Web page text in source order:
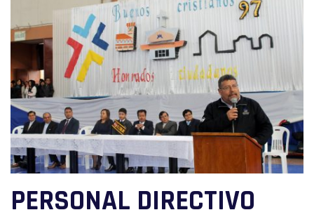
PERSONAL DIRECTIVO